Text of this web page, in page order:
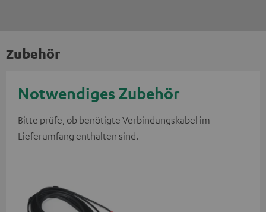
Zubehör
Notwendiges Zubehör
Bitte prüfe, ob benötigte Verbindungskabel im
Lieferumfang enthalten sind.